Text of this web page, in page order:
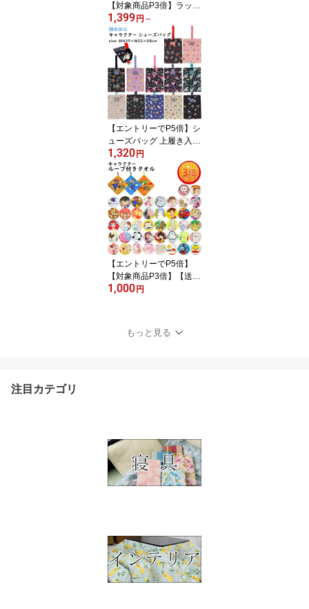
【対象商品P3倍】ラップ
タオル 巻きタオル 巻き
バスタオル キャラクター
ディズニー サンリオ 60c
m 丈 プールタオル Sサイ
ズ 綿100％ かわいい プ
リント 子ども キッズ プ
ール 小学生 中学生 男の
子 学校 スポーツ 水泳 ス
イミング 海水浴
1,399 円 ～
【エントリーでP5倍】シ
ューズバッグ 上履き入れ
撥水加工 再生ポリエステ
ル キャラクター 縦29×横
22×底8cm キッズ シュー
ズケース 防水 スポーツ
体育館履き 巾着 ディズ
ニー サンリオ ジョージ
ジュラシック 恐竜 入園
入学 準備 新学期
1,320 円
【エントリーでP5倍】
【対象商品P3倍】【送料
無料 最低価格挑戦】ル
ャラクター ハンドタオル
ループタオル 保育園 幼
1,000 円
もっと見る
注目カテゴリ